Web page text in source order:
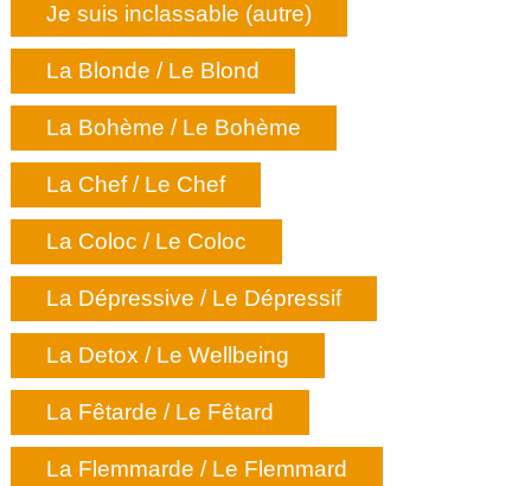
Je suis inclassable (autre)
La Blonde / Le Blond
La Bohème / Le Bohème
La Chef / Le Chef
La Coloc / Le Coloc
La Dépressive / Le Dépressif
La Detox / Le Wellbeing
La Fêtarde / Le Fêtard
La Flemmarde / Le Flemmard